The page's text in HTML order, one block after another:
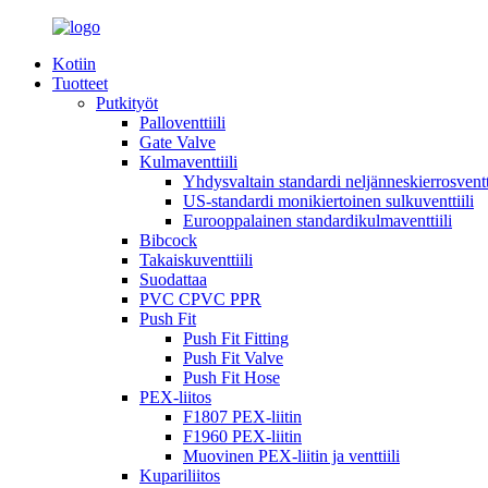
Kotiin
Tuotteet
Putkityöt
Palloventtiili
Gate Valve
Kulmaventtiili
Yhdysvaltain standardi
US-standardi monikiertoinen sulkuventtiili
Eurooppalainen standardikulmaventtiili
Bibcock
Takaiskuventtiili
Suodattaa
PVC CPVC PPR
Push Fit
Push Fit Fitting
Push Fit Valve
Push Fit Hose
PEX-liitos
F1807 PEX-liitin
F1960 PEX-liitin
Muovinen PEX-liitin ja venttiili
Kupariliitos